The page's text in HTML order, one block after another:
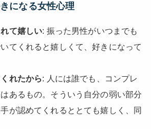
になる女性心理
て嬉しい: 振った男性がいつまでも
てくれると嬉しくて、好きになって
れたから: 人には誰でも、コンプレ
あるもの。そういう自分の弱い部分
が認めてくれるととても嬉しく、同